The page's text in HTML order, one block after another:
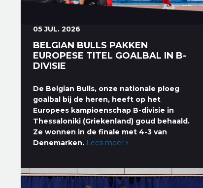
05 JUL. 2026
BELGIAN BULLS PAKKEN
EUROPESE TITEL GOALBAL IN B-
DIVISIE
De Belgian Bulls, onze nationale ploeg
goalbal bij de heren, heeft op het
Europees kampioenschap B-divisie in
Thessaloniki (Griekenland) goud behaald.
Ze wonnen in de finale met 4-3 van
Denemarken. Lees meer